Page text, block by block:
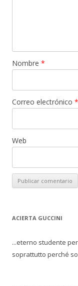
Nombre *
Correo electrónico *
Web
ACIERTA GUCCINI
...eterno studente
soprattutto perché